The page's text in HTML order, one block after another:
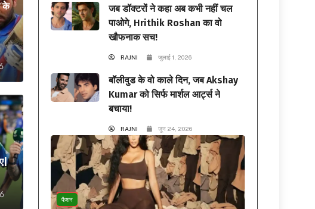
के
जब डॉक्टरों ने कहा अब कभी नहीं चल
पाओगे, Hrithik Roshan का वो
खौफनाक सच!
RAJNI जुलाई 1, 2026
बॉलीवुड के वो काले दिन, जब Akshay
Kumar को सिर्फ मार्शल आर्ट्स ने
बचाया!
RAJNI जून 24, 2026
फैशन